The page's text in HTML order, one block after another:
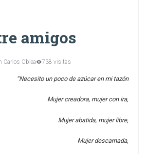
amigos
Carlos Oblea 738 visitas
“Necesito un poco de azúcar en mi tazón
Mujer creadora, mujer con ira,
Mujer abatida, mujer libre,
Mujer descarnada,